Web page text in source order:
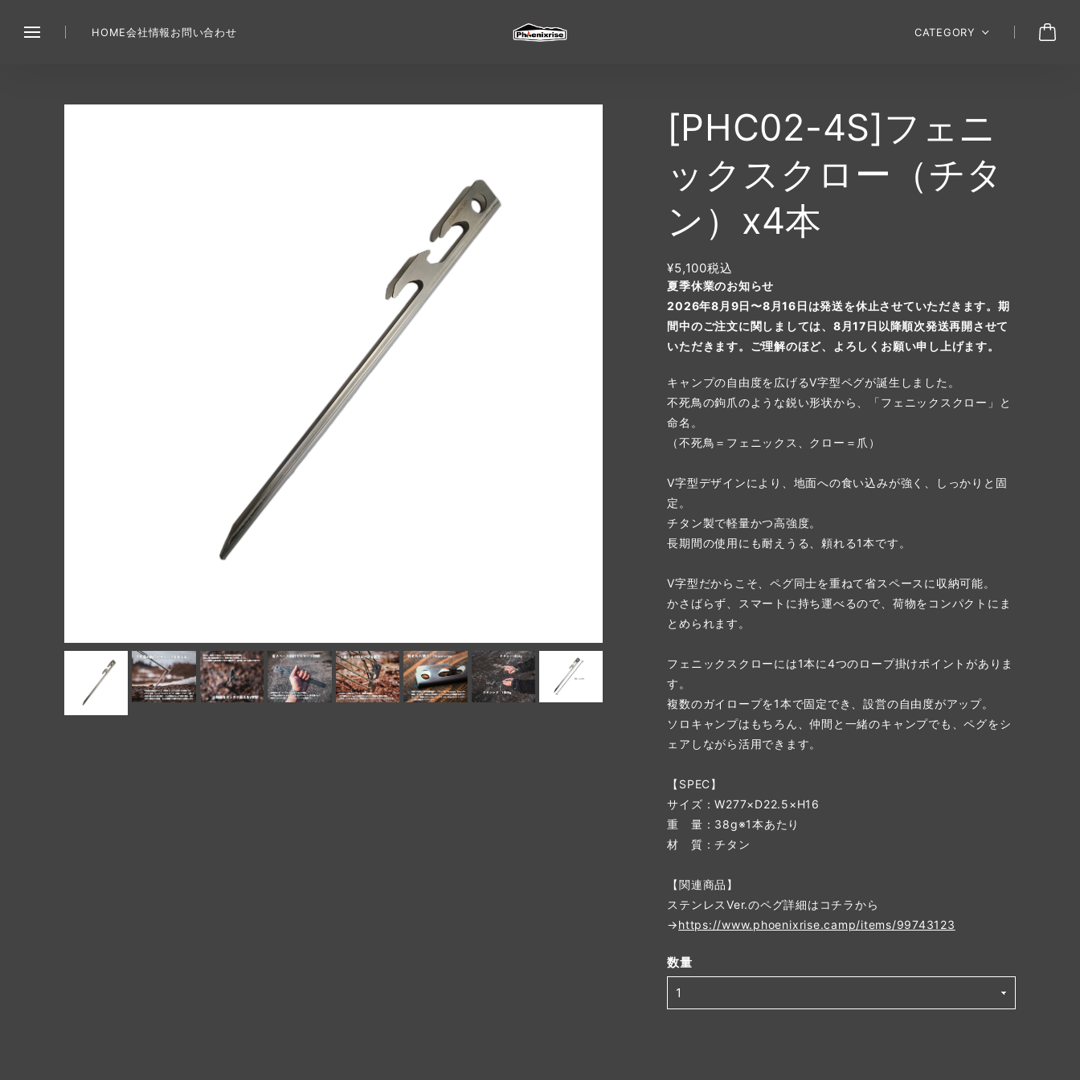
HOME会社情報お問い合わせ CATEGORY
[PHC02-4S]フェニ
ックスクロー（チタ
ン）x4本
¥5,100税込
夏季休業のお知らせ
2026年8月9日〜8月16日は発送を休止させていただきます。期
間中のご注文に関しましては、8月17日以降順次発送再開させて
いただきます。ご理解のほど、よろしくお願い申し上げます。
キャンプの自由度を広げるV字型ペグが誕生しました。
不死鳥の鉤爪のような鋭い形状から、「フェニックスクロー」と
命名。
（不死鳥＝フェニックス、クロー＝爪）
V字型デザインにより、地面への食い込みが強く、しっかりと固
定。
チタン製で軽量かつ高強度。
長期間の使用にも耐えうる、頼れる1本です。
V字型だからこそ、ペグ同士を重ねて省スペースに収納可能。
かさばらず、スマートに持ち運べるので、荷物をコンパクトにま
とめられます。
フェニックスクローには1本に4つのロープ掛けポイントがありま
す。
複数のガイロープを1本で固定でき、設営の自由度がアップ。
ソロキャンプはもちろん、仲間と一緒のキャンプでも、ペグをシ
ェアしながら活用できます。
【SPEC】
サイズ：W277×D22.5×H16
重 量：38g※1本あたり
材 質：チタン
【関連商品】
ステンレスVer.のペグ詳細はコチラから
→https://www.phoenixrise.camp/items/99743123
数量